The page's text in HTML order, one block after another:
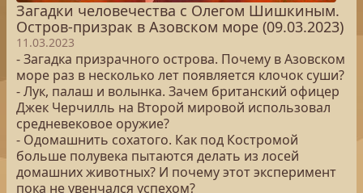
Загадки человечества с Олегом Шишкиным.
Остров-призрак в Азовском море (09.03.2023)
11.03.2023
- Загадка призрачного острова. Почему в Азовском
море раз в несколько лет появляется клочок суши?
- Лук, палаш и волынка. Зачем британский офицер
Джек Черчилль на Второй мировой использовал
средневековое оружие?
- Одомашнить сохатого. Как под Костромой
больше полувека пытаются делать из лосей
домашних животных? И почему этот эксперимент
пока не увенчался успехом?